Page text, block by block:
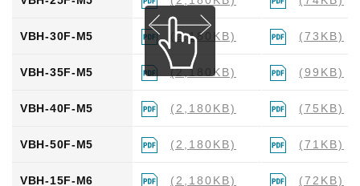
VBH-30F-M5 (2,180KB) (73KB)
VBH-35F-M5 (2,180KB) (99KB)
VBH-40F-M5 (2,180KB) (75KB)
VBH-50F-M5 (2,180KB) (71KB)
VBH-15F-M6 (2,180KB) (72KB)